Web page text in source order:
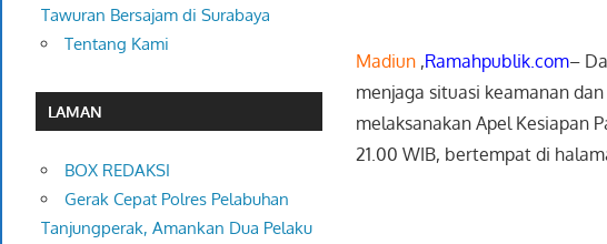
Madiun ,Ramahpublik.com–
menjaga situasi keamanan
melaksanakan Apel Kesiapan
21.00 WIB, bertempat di
Tawuran Bersajam di Surabaya
Tentang Kami
LAMAN
BOX REDAKSI
Gerak Cepat Polres Pelabuhan
Tanjungperak, Amankan Dua Pelaku